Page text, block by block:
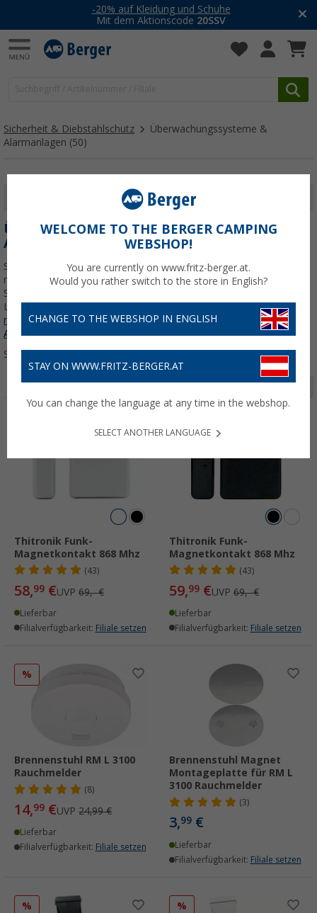
-20% auf Kleidung und Schuhe
Mit dem Aktionscode 20SSV
Sicherheit & Diebstahlschutz
Überwachungssysteme &
Alarmanlagen (50)
FILTER ANZEIGEN
ÜBERWACHUNGSSYSTEME &
ALARMANLAGEN
Sichere dein Wohnmobil, deinen Van oder Anhänger zuverlässig –
mit modernen Funkalarmanlagen, GPS-Ortung und smarten
Sensoren. Behalte alles im Blick, schütze Türen, Fenster und
Ladeflächen und reagiere sofort auf unbefugte Zugriffe – fürJetzt
mehr über unsere KategorieÜberwachungssysteme &
Alarmanlagenerfahren...
Sortieren:
Seite 1 von 2
Thitronik Funk-
Magnetkontakt 868 Mhz
(43)
58,99 €UVP 69,- €
Lieferbar
Filialverfügbarkeit: Filiale setzen
Thitronik Funk-
Magnetkontakt 868 Mhz
(43)
59,99 €UVP 69,- €
Lieferbar
Filialverfügbarkeit: Filiale setzen
%
Brennenstuhl RM L 3100
Rauchmelder
(8)
14,99 €UVP 24,99 €
Lieferbar
Filialverfügbarkeit: Filiale setzen
Brennenstuhl Magnet
Montageplatte für RM L
3100 Rauchmelder
(3)
3,99 €
Lieferbar
Filialverfügbarkeit: Filiale setzen
% %
WELCOME TO THE BERGER CAMPING
WEBSHOP!
You are currently on www.fritz-berger.at.
Would you rather switch to the store in English?
CHANGE TO THE WEBSHOP IN ENGLISH
STAY ON WWW.FRITZ-BERGER.AT
You can change the language at any time in the webshop.
SELECT ANOTHER LANGUAGE